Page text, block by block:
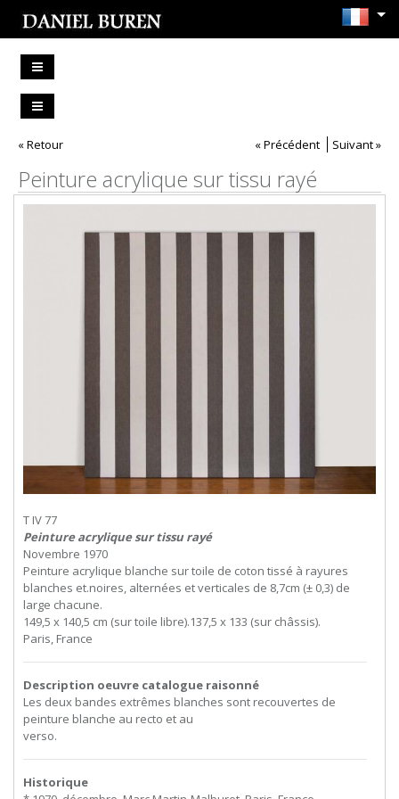
« Retour « Précédent Suivant »
Peinture acrylique sur tissu rayé
T IV 77
Peinture acrylique sur tissu rayé
Novembre 1970
Peinture acrylique blanche sur toile de coton tissé à rayures
blanches et.noires, alternées et verticales de 8,7cm (± 0,3) de
large chacune.
149,5 x 140,5 cm (sur toile libre).137,5 x 133 (sur châssis).
Paris, France
Description oeuvre catalogue raisonné
Les deux bandes extrêmes blanches sont recouvertes de
peinture blanche au recto et au
verso.
Historique